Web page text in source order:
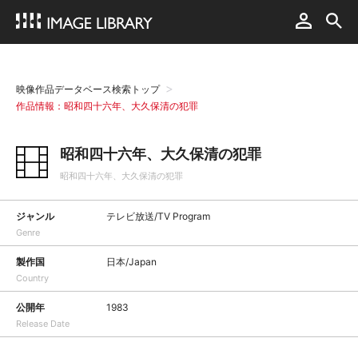
映像作品データベース検索トップ
作品情報：昭和四十六年、大久保清の犯罪
昭和四十六年、大久保清の犯罪
昭和四十六年、大久保清の犯罪
ジャンル
Genre
テレビ放送/TV Program
製作国
Country
日本/Japan
公開年
Release Date
1983